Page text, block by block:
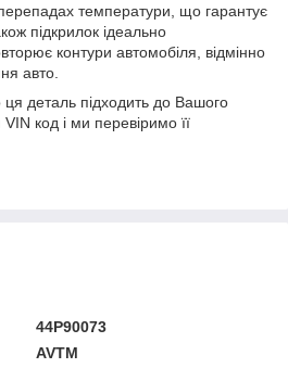
температури, що гарантує
підкрилок ідеально
контури автомобіля, відмінно
авто.
деталь підходить до Вашого
код і ми перевіримо її
44P90073
AVTM